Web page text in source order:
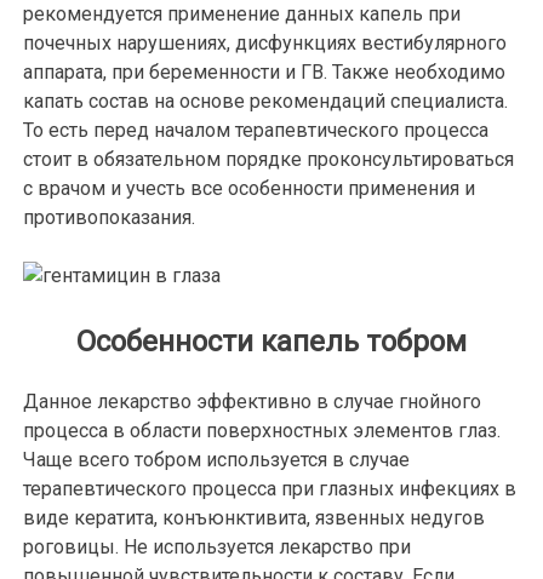
рекомендуется применение данных капель при
почечных нарушениях, дисфункциях вестибулярного
аппарата, при беременности и ГВ. Также необходимо
капать состав на основе рекомендаций специалиста.
То есть перед началом терапевтического процесса
стоит в обязательном порядке проконсультироваться
с врачом и учесть все особенности применения и
противопоказания.
Особенности капель тобром
Данное лекарство эффективно в случае гнойного
процесса в области поверхностных элементов глаз.
Чаще всего тобром используется в случае
терапевтического процесса при глазных инфекциях в
виде кератита, конъюнктивита, язвенных недугов
роговицы. Не используется лекарство при